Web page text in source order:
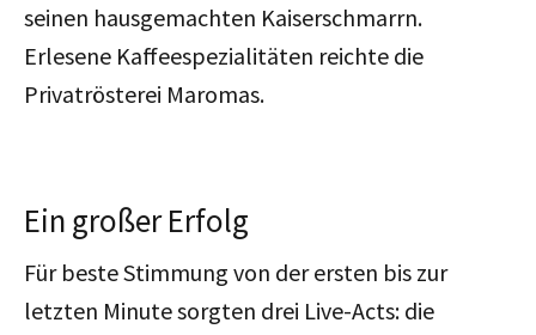
seinen hausgemachten Kaiserschmarrn.
Erlesene Kaffeespezialitäten reichte die
Privatrösterei Maromas.
Ein großer Erfolg
Für beste Stimmung von der ersten bis zur
letzten Minute sorgten drei Live-Acts: die